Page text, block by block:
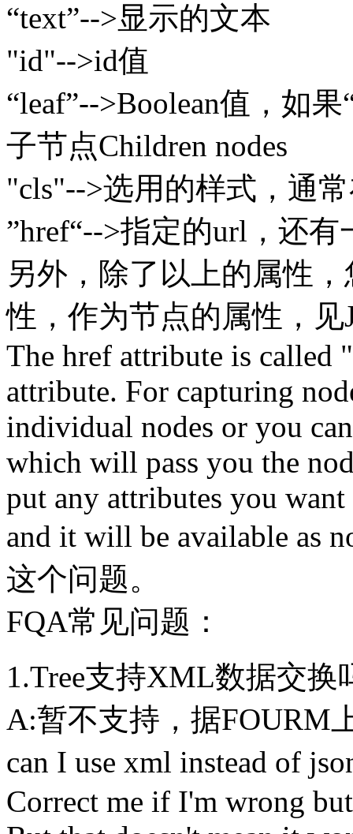
“text”-->显示的文本
"id"-->id值
“leaf”-->Boolean值，如
子节点Children nodes
"cls"-->选用的样式，通
”href“-->指定的url，还有
另外，除了以上的属性
性，作为节点的属性，见
The href attribute is called
attribute. For capturing
individual nodes or you
which will pass you the
put any attributes you
and it will be available as
这个问题。
FQA常见问题：
1.Tree支持XML数据交换
A:暂不支持，据FOURM
can I use xml instead of
Correct me if I'm wrong